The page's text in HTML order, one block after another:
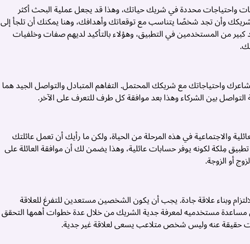
واحتياجات محددة في شريك حياتك، وهذا قد يجعل عملية البحث أكثر
وأن تجد شخصًا يتناسب مع توقعاتك وأهدافك، وهنا يمكنك أن تلجأ إلى
من المستخدمين في التطبيق، وهؤلاء بالتأكيد لديهم صفات وخلفيات
واحتياجاتك مع شريكك المحتمل. التفاهم المتبادل والتواصل الجيد هما
بين الشركاء وهذا بعد موافقة كل طرف للتعرف على الآخر.
والاجتماعية في هذه المرحلة من الحياة، ولكن ما رأيك أن تعمل عائلتك
مِلكة لكونه يوفر حسابات عائلية، وهذا يضمن لك أن موافقة العائلة على
أو الزوجة.
وبناء علاقة جادة. يجب أن يكون الشخصين مستعدين للتفرغ للعلاقة
مساعدة مستخدميه لمعرفة جدية الشريك من خلال عدة خطوات أهمها التحقق
حقيقة عنه وليس شخص متلاعب يسعى لعلاقة غير جدية.